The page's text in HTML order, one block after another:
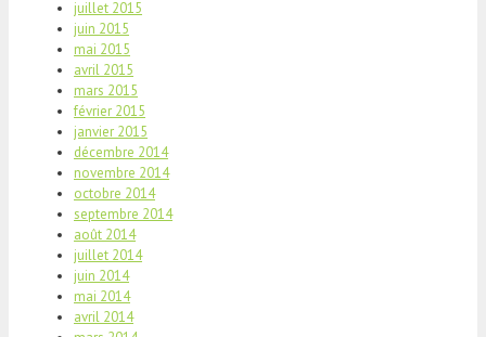
juillet 2015
juin 2015
mai 2015
avril 2015
mars 2015
février 2015
janvier 2015
décembre 2014
novembre 2014
octobre 2014
septembre 2014
août 2014
juillet 2014
juin 2014
mai 2014
avril 2014